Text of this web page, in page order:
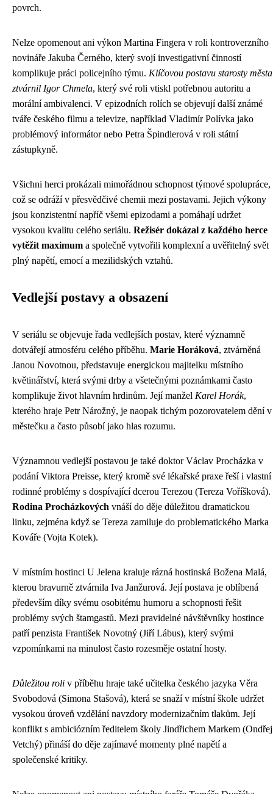
povrch.
Nelze opomenout ani výkon Martina Fingera v roli kontroverzního
novináře Jakuba Černého, který svojí investigativní činností
komplikuje práci policejního týmu. Klíčovou postavu starosty města
ztvárnil Igor Chmela, který své roli vtiskl potřebnou autoritu a
morální ambivalenci. V epizodních rolích se objevují další známé
tváře českého filmu a televize, například Vladimír Polívka jako
problémový informátor nebo Petra Špindlerová v roli státní
zástupkyně.
Všichni herci prokázali mimořádnou schopnost týmové spolupráce,
což se odráží v přesvědčivé chemii mezi postavami. Jejich výkony
jsou konzistentní napříč všemi epizodami a pomáhají udržet
vysokou kvalitu celého seriálu. Režisér dokázal z každého herce
vytěžit maximum a společně vytvořili komplexní a uvěřitelný svět
plný napětí, emocí a mezilidských vztahů.
Vedlejší postavy a obsazení
V seriálu se objevuje řada vedlejších postav, které významně
dotvářejí atmosféru celého příběhu. Marie Horáková, ztvárněná
Janou Novotnou, představuje energickou majitelku místního
květinářství, která svými drby a všetečnými poznámkami často
komplikuje život hlavním hrdinům. Její manžel Karel Horák,
kterého hraje Petr Nárožný, je naopak tichým pozorovatelem dění v
městečku a často působí jako hlas rozumu.
Významnou vedlejší postavou je také doktor Václav Procházka v
podání Viktora Preisse, který kromě své lékařské praxe řeší i vlastní
rodinné problémy s dospívající dcerou Terezou (Tereza Voříšková).
Rodina Procházkových vnáší do děje důležitou dramatickou
linku, zejména když se Tereza zamiluje do problematického Marka
Kováře (Vojta Kotek).
V místním hostinci U Jelena kraluje rázná hostinská Božena Malá,
kterou bravurně ztvárnila Iva Janžurová. Její postava je oblíbená
především díky svému osobitému humoru a schopnosti řešit
problémy svých štamgastů. Mezi pravidelné návštěvníky hostince
patří penzista František Novotný (Jiří Lábus), který svými
vzpomínkami na minulost často rozesměje ostatní hosty.
Důležitou roli v příběhu hraje také učitelka českého jazyka Věra
Svobodová (Simona Stašová), která se snaží v místní škole udržet
vysokou úroveň vzdělání navzdory modernizačním tlakům. Její
konflikt s ambiciózním ředitelem školy Jindřichem Markem (Ondřej
Vetchý) přináší do děje zajímavé momenty plné napětí a
společenské kritiky.